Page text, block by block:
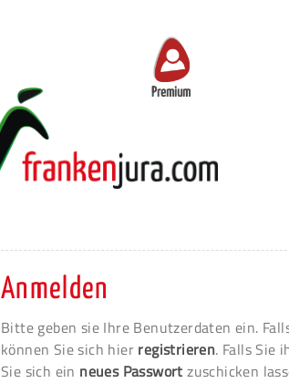
Premium
Anmelden
Bitte geben sie Ihre Benutzerdaten ein.
können Sie sich hier registrieren. Falls Sie
Sie sich ein neues Passwort zuschicken